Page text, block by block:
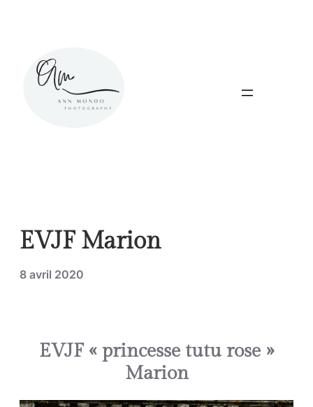
EVJF Marion
8 avril 2020
EVJF « princesse tutu rose »
Marion